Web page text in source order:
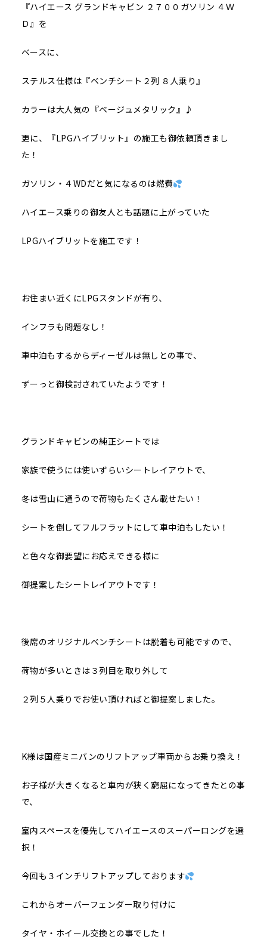
『ハイエース グランドキャビン ２７００ガソリン ４Ｗ
Ｄ』を
ベースに、
ステルス仕様は『ベンチシート２列 ８人乗り』
カラーは大人気の『ベージュメタリック』♪
更に、『LPGハイブリット』の施工も御依頼頂きまし
た！
ガソリン・４WDだと気になるのは燃費
ハイエース乗りの御友人とも話題に上がっていた
LPGハイブリットを施工です！
お住まい近くにLPGスタンドが有り、
インフラも問題なし！
車中泊もするからディーゼルは無しとの事で、
ずーっと御検討されていたようです！
グランドキャビンの純正シートでは
家族で使うには使いずらいシートレイアウトで、
冬は雪山に通うので荷物もたくさん載せたい！
シートを倒してフルフラットにして車中泊もしたい！
と色々な御要望にお応えできる様に
御提案したシートレイアウトです！
後席のオリジナルベンチシートは脱着も可能ですので、
荷物が多いときは３列目を取り外して
２列５人乗りでお使い頂ければと御提案しました。
K様は国産ミニバンのリフトアップ車両からお乗り換え！
お子様が大きくなると車内が狭く窮屈になってきたとの事
で、
室内スペースを優先してハイエースのスーパーロングを選
択！
今回も３インチリフトアップしております
これからオーバーフェンダー取り付けに
タイヤ・ホイール交換との事でした！